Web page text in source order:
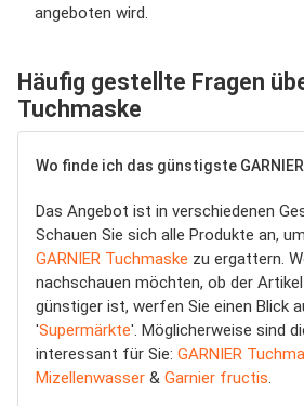
angeboten wird.
Häufig gestellte Fragen
Tuchmaske
Wo finde ich das günstigste
Das Angebot ist in verschiedenen
Schauen Sie sich alle Produkte an,
GARNIER Tuchmaske zu ergattern.
nachschauen möchten, ob der
günstiger ist, werfen Sie einen Blick
'Supermärkte'. Möglicherweise sind
interessant für Sie: GARNIER
Mizellenwasser & Garnier fructis.